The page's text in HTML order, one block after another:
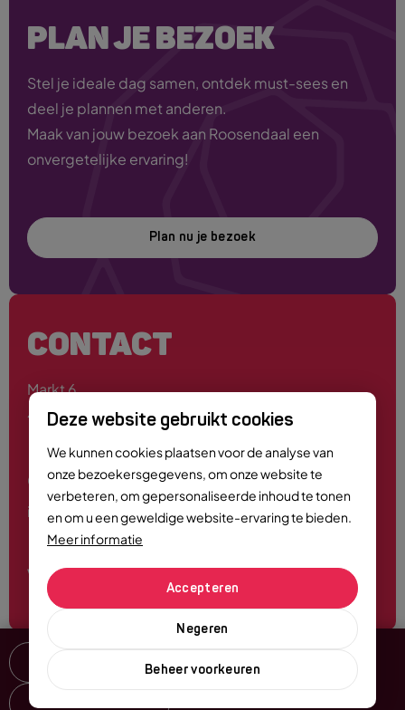
Deze website gebruikt cookies
We kunnen cookies plaatsen voor de analyse van
onze bezoekersgegevens, om onze website te
verbeteren, om gepersonaliseerde inhoud te tonen
en om u een geweldige website-ervaring te bieden.
Meer informatie
Beheer voorkeuren
Negeren
Accepteren
PLAN JE BEZOEK
Stel je ideale dag samen, ontdek must-sees en
deel je plannen met anderen.
Maak van jouw bezoek aan Roosendaal een
onvergetelijke ervaring!
Plan nu je bezoek
CONTACT
Markt 6
4701 PE Roosendaal
0165 - 55 44 00
info@roosendaalcitymarketing.nl
Volg ons
© Copyright 2026 City Marketing Roosendaal
Alle rechten voorbehouden